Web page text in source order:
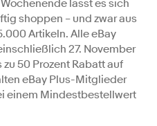
lässt es sich
shoppen – und zwar aus
Artikeln. Alle eBay
27. November
50 Prozent Rabatt auf
eBay Plus-Mitglieder
einem Mindestbestellwert